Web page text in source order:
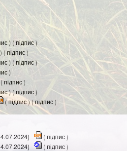
) (підпис)
) (підпис)
) (підпис)
)
(підпис)
) (підпис)
(підпис) (підпис)
(підпис)
(підпис)